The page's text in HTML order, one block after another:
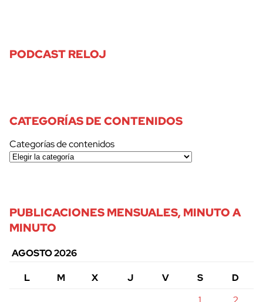
PODCAST RELOJ
CATEGORÍAS DE CONTENIDOS
Categorías de contenidos
PUBLICACIONES MENSUALES, MINUTO A
MINUTO
AGOSTO 2026
L
M X J V S
D